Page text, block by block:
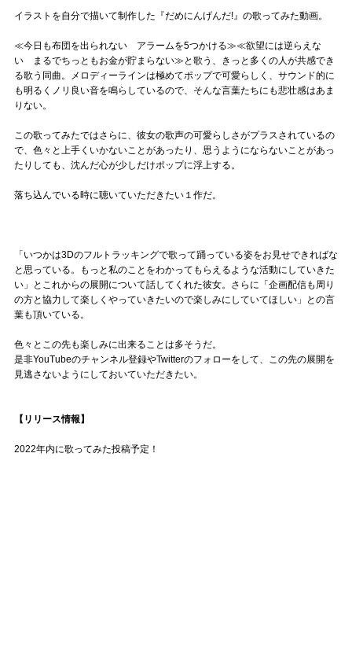
イラストを自分で描いて制作した『だめにんげんだ!』の歌ってみた動画。
≪今日も布団を出られない アラームを5つかける≫≪欲望には逆らえな
い まるでちっともお金が貯まらない≫と歌う、きっと多くの人が共感でき
る歌う同曲。メロディーラインは極めてポップで可愛らしく、サウンド的に
も明るくノリ良い音を鳴らしているので、そんな言葉たちにも悲壮感はあま
りない。
この歌ってみたではさらに、彼女の歌声の可愛らしさがプラスされているの
で、色々と上手くいかないことがあったり、思うようにならないことがあっ
たりしても、沈んだ心が少しだけポップに浮上する。
落ち込んでいる時に聴いていただきたい１作だ。
「いつかは3Dのフルトラッキングで歌って踊っている姿をお見せできればな
と思っている。もっと私のことをわかってもらえるような活動にしていきた
い」とこれからの展開について話してくれた彼女。さらに「企画配信も周り
の方と協力して楽しくやっていきたいので楽しみにしていてほしい」との言
葉も頂いている。
色々とこの先も楽しみに出来ることは多そうだ。
是非YouTubeのチャンネル登録やTwitterのフォローをして、この先の展開を
見逃さないようにしておいていただきたい。
【リリース情報】
2022年内に歌ってみた投稿予定！